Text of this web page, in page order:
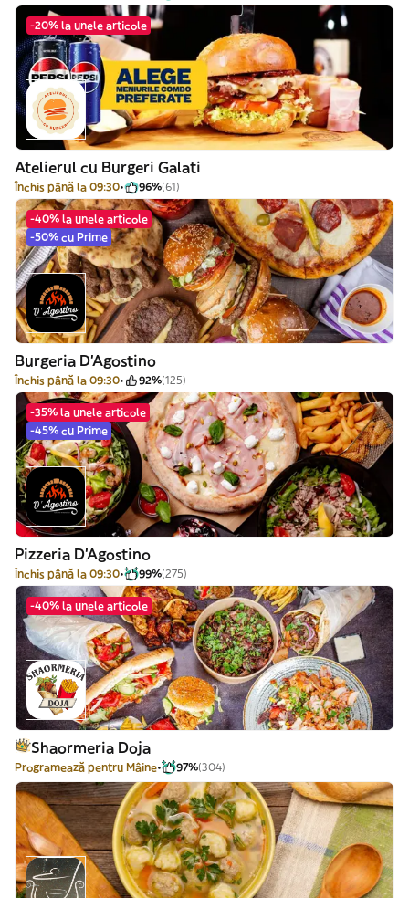
-20% la unele articole
Atelierul cu Burgeri Galati
Închis până la 09:30 96%(61)
-40% la unele articole
-50% cu Prime
Burgeria D'Agostino
Închis până la 09:30 92%(125)
-35% la unele articole
-45% cu Prime
Pizzeria D'Agostino
Închis până la 09:30 99%(275)
-40% la unele articole
Shaormeria Doja
Programează pentru Mâine 97%(304)